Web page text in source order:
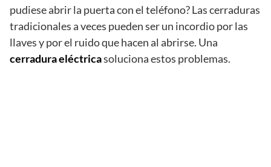
pudiese abrir la puerta con el teléfono? Las cerraduras
tradicionales a veces pueden ser un incordio por las
llaves y por el ruido que hacen al abrirse. Una
cerradura eléctricasoluciona estos problemas.